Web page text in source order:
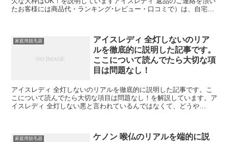
たお客様には商品代・ランキング･レビュー・口コミで）は、自宅で
家庭用脱毛器
アイスレディ 全灯しないのリア
ルを徹底的に説明した記事です。
ここについて読んでたら大切な項
目は問題なし！
アイスレディ 全灯しないのリアルを徹底的に説明した記事です。こ
こについて読んでたら大切な項目は問題なし！を解説しています。ア
イスレディ 全灯しない悪と言われているんではなくて、どうや
家庭用脱毛器
ケノン 喉仏のリアルを端的に説